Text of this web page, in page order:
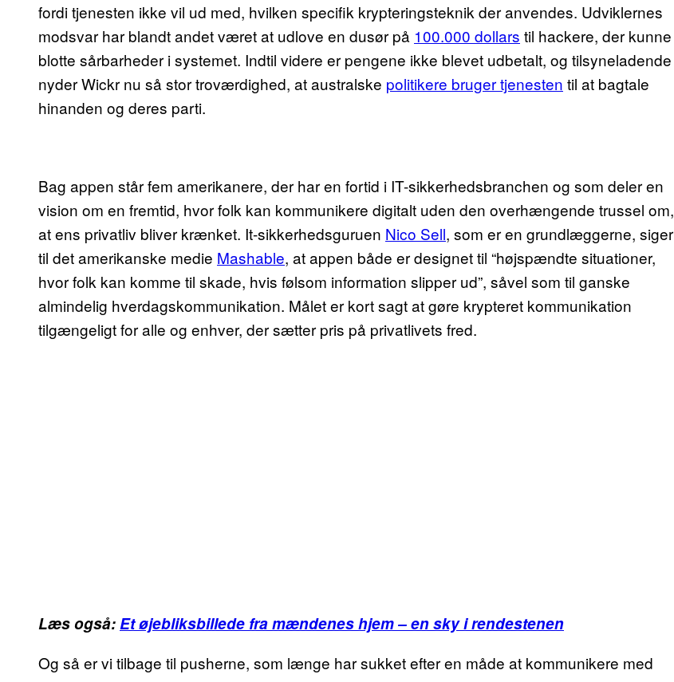
fordi tjenesten ikke vil ud med, hvilken specifik krypteringsteknik der anvendes. Udviklernes
modsvar har blandt andet været at udlove en dusør på 100.000 dollars til hackere, der kunne
blotte sårbarheder i systemet. Indtil videre er pengene ikke blevet udbetalt, og tilsyneladende
nyder Wickr nu så stor troværdighed, at australske politikere bruger tjenesten til at bagtale
hinanden og deres parti.
Bag appen står fem amerikanere, der har en fortid i IT-sikkerhedsbranchen og som deler en
vision om en fremtid, hvor folk kan kommunikere digitalt uden den overhængende trussel om,
at ens privatliv bliver krænket. It-sikkerhedsguruen Nico Sell, som er en grundlæggerne, siger
til det amerikanske medie Mashable, at appen både er designet til “højspændte situationer,
hvor folk kan komme til skade, hvis følsom information slipper ud”, såvel som til ganske
almindelig hverdagskommunikation. Målet er kort sagt at gøre krypteret kommunikation
tilgængeligt for alle og enhver, der sætter pris på privatlivets fred.
Læs også:Et øjebliksbillede fra mændenes hjem – en sky i rendestenen
Og så er vi tilbage til pusherne, som længe har sukket efter en måde at kommunikere med